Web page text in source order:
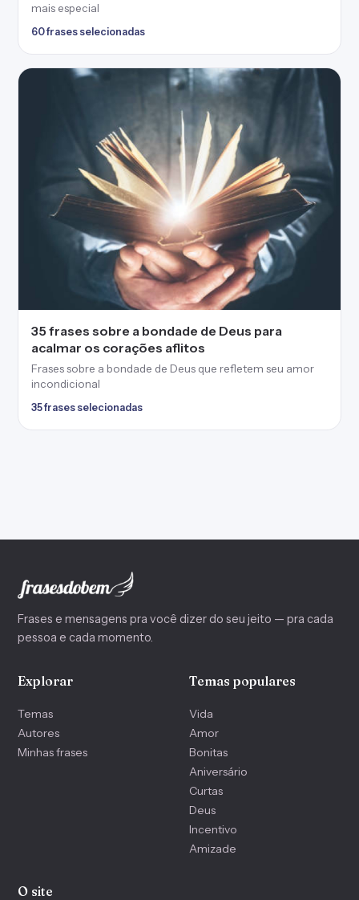
mais especial
60 frases selecionadas
35 frases sobre a bondade de Deus para
acalmar os corações aflitos
Frases sobre a bondade de Deus que refletem seu amor
incondicional
35 frases selecionadas
Frases e mensagens pra você dizer do seu jeito — pra cada
pessoa e cada momento.
Explorar
Temas
Autores
Minhas frases
Temas populares
Vida
Amor
Bonitas
Aniversário
Curtas
Deus
Incentivo
Amizade
O site